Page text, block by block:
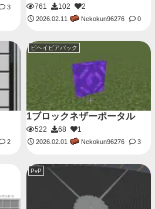
3 761 102 2
2026.02.11 Nekokun96276 0
2
ビヘイビアパック
1ブロックネザーポータル
522 68 1
2026.02.01 Nekokun96276 3
PvP